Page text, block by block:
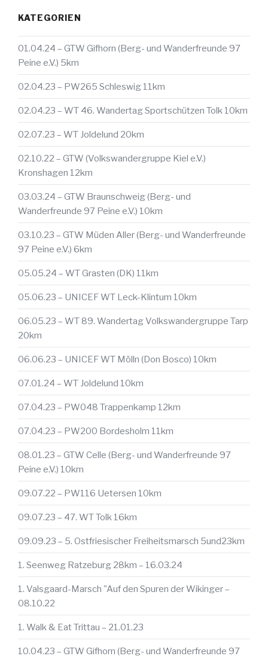
KATEGORIEN
01.04.24 – GTW Gifhorn (Berg- und Wanderfreunde 97
Peine e.V.) 5km
02.04.23 – PW265 Schleswig 11km
02.04.23 – WT 46. Wandertag Sportschützen Tolk 10km
02.07.23 – WT Joldelund 20km
02.10.22 – GTW (Volkswandergruppe Kiel e.V.)
Kronshagen 12km
03.03.24 – GTW Braunschweig (Berg- und
Wanderfreunde 97 Peine e.V.) 10km
03.10.23 – GTW Müden Aller (Berg- und Wanderfreunde
97 Peine e.V.) 6km
05.05.24 – WT Grasten (DK) 11km
05.06.23 – UNICEF WT Leck-Klintum 10km
06.05.23 – WT 89. Wandertag Volkswandergruppe Tarp
20km
06.06.23 – UNICEF WT Mölln (Don Bosco) 10km
07.01.24 – WT Joldelund 10km
07.04.23 – PW048 Trappenkamp 12km
07.04.23 – PW200 Bordesholm 11km
08.01.23 – GTW Celle (Berg- und Wanderfreunde 97
Peine e.V.) 10km
09.07.22 – PW116 Uetersen 10km
09.07.23 – 47. WT Tolk 16km
09.09.23 – 5. Ostfriesischer Freiheitsmarsch 5und23km
1. Seenweg Ratzeburg 28km – 16.03.24
1. Valsgaard-Marsch "Auf den Spuren der Wikinger –
08.10.22
1. Walk & Eat Trittau – 21.01.23
10.04.23 – GTW Gifhorn (Berg- und Wanderfreunde 97